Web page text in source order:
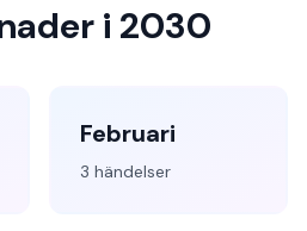
i 2030
Februari
3 händelser